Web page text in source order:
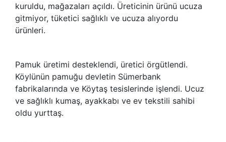
kuruldu, mağazaları açıldı. Üreticinin ürünü ucuza
gitmiyor, tüketici sağlıklı ve ucuza alıyordu
ürünleri.
Pamuk üretimi desteklendi, üretici örgütlendi.
Köylünün pamuğu devletin Sümerbank
fabrikalarında ve Köytaş tesislerinde işlendi. Ucuz
ve sağlıklı kumaş, ayakkabı ve ev tekstili sahibi
oldu yurttaş.